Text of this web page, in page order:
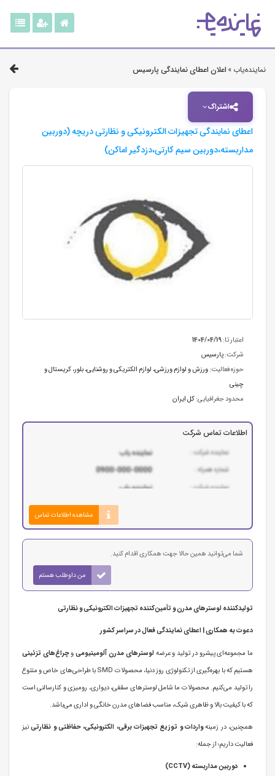
نماینده‌یاب » اعلان اعطای نمایندگی پارسیس
اشتراک
اعطای نمایندگی تجهیزات الکترونیکی و نظارتی دریچه (دوربین
مداربسته،دوربین سیم کارتی،دزدگیر اماکن)
اعتبار تا:1404/04/19
شرکت:پارسیس
حوزه فعالیت:ورزش و لوازم ورزشی، لوازم الکتریکی و روشنایی،بلور، کریستال و
چینی
محدود جغرافیایی:کل ایران
اطلاعات تماس شرکت
مشاهده اطلاعات تماس
شما می‌توانید همین حالا جهت همکاری اقدام کنید.
من داوطلب هستم
تولیدکننده لوسترهای مدرن و تأمین‌کننده تجهیزات الکترونیکی و نظارتی
دعوت به همکاری | اعطای نمایندگی فعال در سراسر کشور
ما مجموعه‌ای پیشرو در تولید و عرضه لوسترهای مدرن آلومینیومیوچراغ‌های تزئینی
هستیم که با بهره‌گیری از تکنولوژی روز دنیا، محصولات SMD با طراحی‌های خاص و متنوع
را تولید می‌کنیم. محصولات ما شامل لوسترهای سقفی، دیواری، رومیزی و کنارسالنی است
که با کیفیت بالا و ظاهری شیک، مناسب فضاهای مدرن خانگی و اداری می‌باشد.
همچنین، در زمینهواردات و توزیع تجهیزات برقی، الکترونیکی، حفاظتی و نظارتینیز
فعالیت داریم؛ از جمله:
دوربین مداربسته (CCTV)